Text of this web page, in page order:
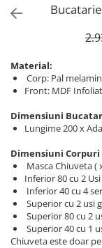
Material:
Corp: Pal
Front: MDF
Dimensiuni
Lungime 200 x
Dimensiuni Corpuri
Masca Chiuveta (
Inferior 80 cu 2
Inferior 40 cu 4
Superior cu 2 usi
Superior 80 cu 2
Superior 40 cu 1
Chiuveta este doar